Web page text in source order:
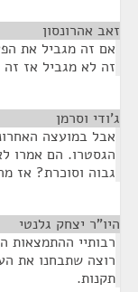
זאב אהרונסון
אם זה מגביל את
זה לא מגביל אז
ג'ודי וסרמן
אבל במועצה
הגסטרו. הם אמרו
גבוה וסוכרת? אז
היו"ר יצחק גלנטי
רבותיי ההתמצאות
רוצה שתבחנו את
תקנות.